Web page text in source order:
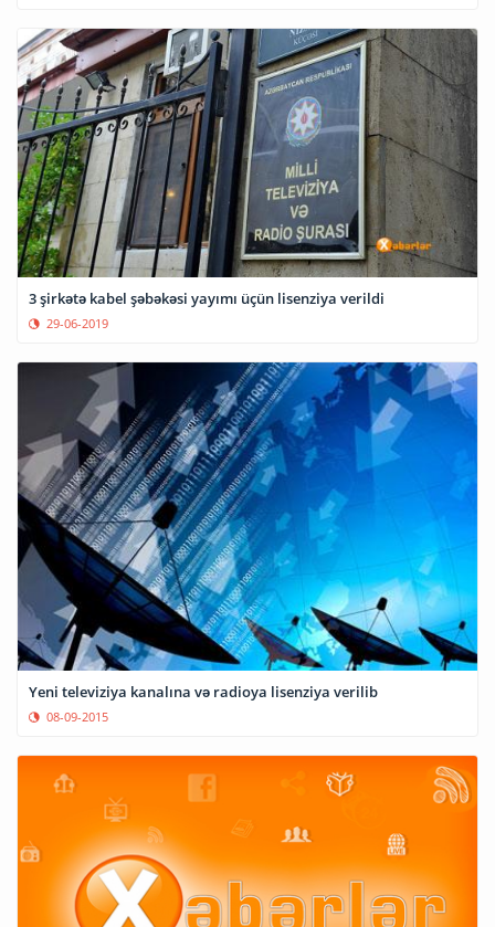
3 şirkətə kabel şəbəkəsi yayımı üçün lisenziya verildi
29-06-2019
Yeni televiziya kanalına və radioya lisenziya verilib
08-09-2015